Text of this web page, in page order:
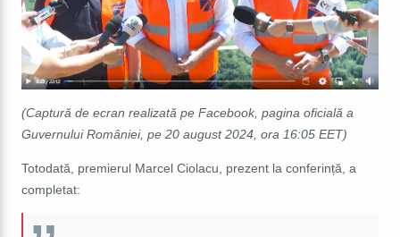
(Captură de ecran realizată pe Facebook, pagina oficială a
Guvernului României, pe 20 august 2024, ora 16:05 EET)
Totodată, premierul Marcel Ciolacu, prezent la conferință, a
completat: